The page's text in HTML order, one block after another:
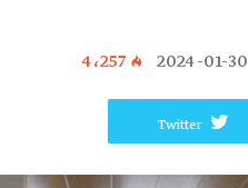
2024-01-30 4٬257
Twitter